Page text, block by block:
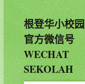
根登华小校园
官方微信号
WECHAT
SEKOLAH